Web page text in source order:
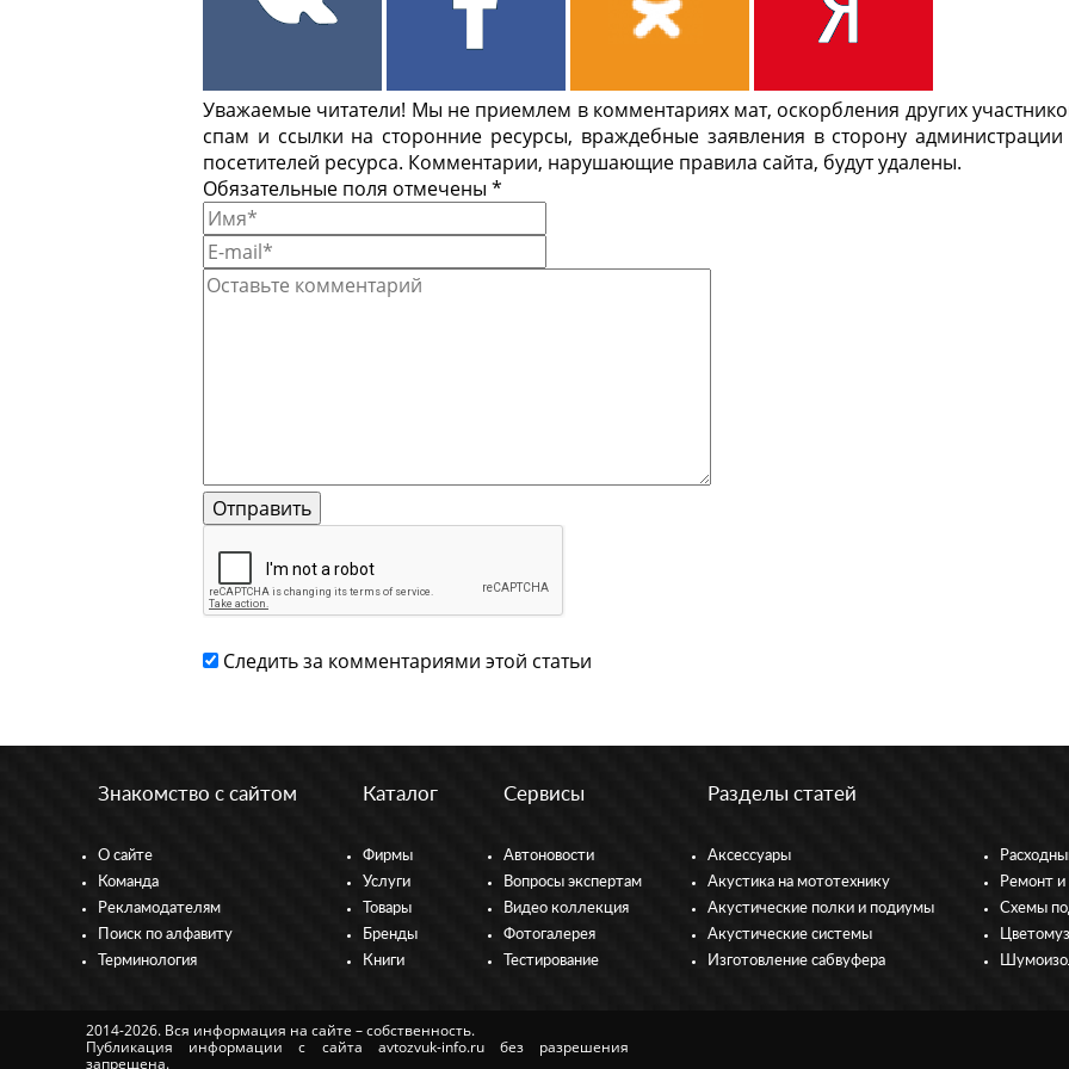
Уважаемые читатели! Мы не приемлем в комментариях мат, оскорбления других
спам и ссылки на сторонние ресурсы, враждебные заявления в сторону
посетителей ресурса. Комментарии, нарушающие правила сайта, будут удалены.
Обязательные поля отмечены *
Следить за комментариями этой статьи
Знакомство с сайтом
О сайте
Команда
Рекламодателям
Поиск по алфавиту
Терминология
Каталог
Фирмы
Услуги
Товары
Бренды
Книги
Сервисы
Автоновости
Вопросы экспертам
Видео коллекция
Фотогалерея
Тестирование
Разделы статей
Аксессуары
Акустика на мототехнику
Акустические полки и подиумы
Акустические системы
Изготовление сабвуфера
Ремонт и
Схемы
2014-2026. Вся информация на сайте – собственность.
Публикация информации с сайта avtozvuk-info.ru без разрешения
запрещена.